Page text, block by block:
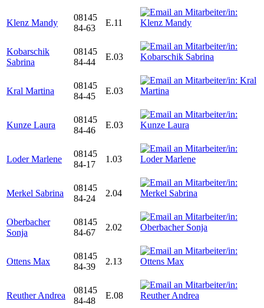
Klenz Mandy
08145
84-63
E.11
Kobarschik
Sabrina
08145
84-44
E.03
Kral Martina
08145
84-45
E.03
Kunze Laura
08145
84-46
E.03
Loder Marlene
08145
84-17
1.03
Merkel Sabrina
08145
84-24
2.04
Oberbacher
Sonja
08145
84-67
2.02
Ottens Max
08145
84-39
2.13
Reuther Andrea
08145
84-48
E.08